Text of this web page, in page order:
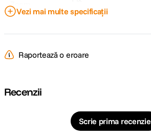
Zoom
Raport marire
f/1.8
Vezi mai multe specificații
Raportează o eroare
Recenzii
Scrie prima recenzie